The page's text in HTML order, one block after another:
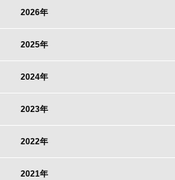
2026年
2025年
2024年
2023年
2022年
2021年